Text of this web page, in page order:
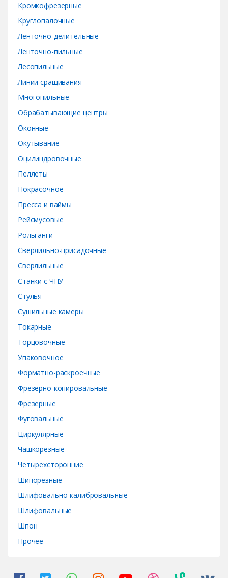
Кромкофрезерные
Круглопалочные
Ленточно-делительные
Ленточно-пильные
Лесопильные
Линии сращивания
Многопильные
Обрабатывающие центры
Оконные
Окутывание
Оцилиндровочные
Пеллеты
Покрасочное
Пресса и ваймы
Рейсмусовые
Рольганги
Сверлильно-присадочные
Сверлильные
Станки с ЧПУ
Стулья
Сушильные камеры
Токарные
Торцовочные
Упаковочное
Форматно-раскроечные
Фрезерно-копировальные
Фрезерные
Фуговальные
Циркулярные
Чашкорезные
Четырехсторонние
Шипорезные
Шлифовально-калибровальные
Шлифовальные
Шпон
Прочее